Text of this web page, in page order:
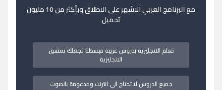
مع البرنامج العربي الاشهر على الاطلاق وبأكثر من 10 مليون
تحميل
تعلم الانجليزية بدروس عربية مبسطة تجعلك تعشق
الانجليزية
جميع الدروس لا تحتاج الى انترنت ومدعومة بالصوت